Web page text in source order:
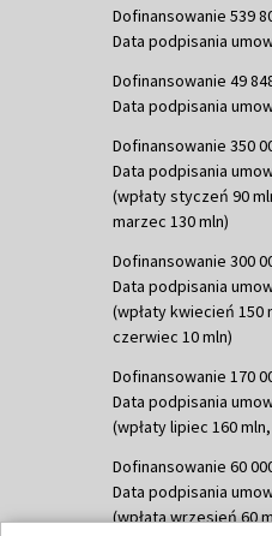
Dofinansowanie 539
Data podpisania
Dofinansowanie 49
Data podpisania
Dofinansowanie 350
Data podpisania
(wpłaty styczeń 90
marzec 130 mln)
Dofinansowanie 300
Data podpisania
(wpłaty kwiecień 150
czerwiec 10 mln)
Dofinansowanie 170
Data podpisania
(wpłaty lipiec 160
Dofinansowanie 60
Data podpisania
(wpłata wrzesień 60